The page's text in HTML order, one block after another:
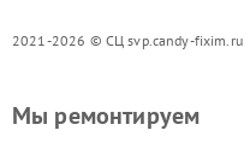
2021-2026 © СЦ svp.candy-fixim.ru
Мы ремонтируем